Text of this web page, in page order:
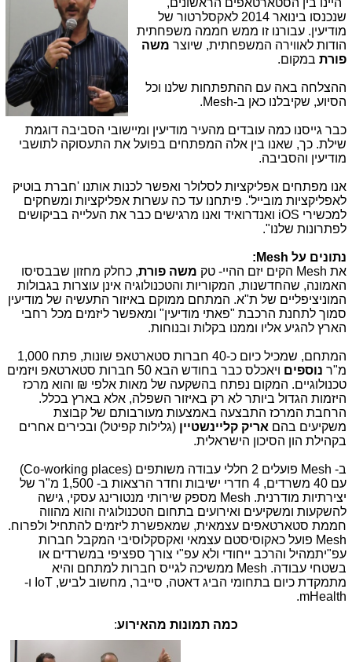
"היינו בין הסטארטאפים הראשונים,
שנכנסו בינואר 2014 לאקסלרטור של
מודיעין. עבורנו זו ממש חממה משפחתית
הודות לאווירה המשפחתית, שיוצר משה
פורת במקום.
ההצלחה באה עם ההתפתחות שלנו וכל
הסיוע, שקיבלנו כאן ב-Mesh.
כבר גייסנו כמה עובדים מהעיר מודיעין ומיישובי הסביבה דוגמת
שילת. כך, שאנו בין אלה המפתחים בפועל את התעסוקה לתושבי
מודיעין והסביבה.
אנו מפתחים אפליקציות לסלולר ואפשר לכנות אותנו 'חברת בוטיק
לאפליקציות מובייל'. פיתחנו עד כה עשרות אפליקציות ומשחקים
למכשירי iOS ואנדרואיד ואנו מרגישים כבר את העלייה בביקושים
לפתרונות שלנו".
נתונים על Mesh:
את Mesh הקים יזם ההיי- טק משה פורת, כחלק מחזון שבבסיסו
האמונה, שהחדשנות, המקוריות והטכנולוגיה אינן עוצרות בגבולות
המוניציפליים של ת"א. המתחם ממוקם באיזור התעשיה של מודיעין
סמוך לתחנת הרכבת "פאתי מודיעין" ומאפשר ליזמים מכל רחבי
הארץ להגיע אליו וממנו בקלות ובנוחות.
המתחם, שמכיל כיום כ-40 חברות סטארטאפ שונות, פתח 1,000
מ"ר נוספים
ויאכלס כבר בחודש הבא 50 חברות סטארטאפ ויזמים
טכנולוגיים. המקום נפתח בהשקעה של מאות אלפי ₪ והוא מרכז
היזמות הגדול ביותר לא רק באיזור השפלה, אלא בארץ בכלל.
הרחבת המרכז התבצעה באמצעות מעורבותם של קבוצת
משקיעים בהם אריק קליינשטיין (גלילות קפיטל) ובכירים אחרים
בקהילת הון הסיכון הישראלית.
ב- Mesh פועלים 2 חללי עבודה משותפים ( Co-working places
)
עם 40 משרדים, 4 חדרי ישיבות וחדר הרצאות ב- 1,500 מ"ר של
יצירתיות מודרנית. Mesh מספק שירותי מנטורינג עסקי, גישה
להשקעות ומשקיעים ואירועים בתחום הטכנולוגיה והוא מהווה
חממת סטארטאפים עצמאית, שמאפשרת ליזמים להתחיל ולפרוח.
Mesh פועל כאקוסיסטם עצמאי ואקסקלוסיבי המקבל חברות
עפ"יתמהיל והרכב ייחודי ולא עפ"י צורך ספציפי במשרדים או
בשטחי עבודה. Mesh ממשיכה לגייס חברות למתחם והיא
מתמקדת כיום בתחומי הביג דאטה, סייבר, מחשוב לביש, IoT ו-
mHealth
.
כמה תמונות מהאירוע: